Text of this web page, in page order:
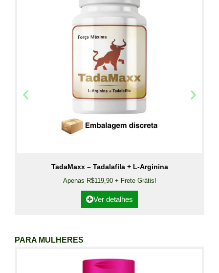
TadaMaxx – Tadalafila + L-Arginina
Apenas R$119,90 + Frete Grátis!
Ver detalhes
PARA MULHERES